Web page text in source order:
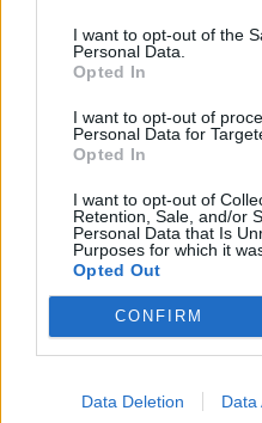
I want to opt-out of the
Personal Data.
Opted In
I want to opt-out of
Personal Data for
Opted In
I want to opt-out of
Retention, Sale, and/or
Personal Data that Is
Purposes for which it
Opted Out
CONFIRM
Data Deletion Data